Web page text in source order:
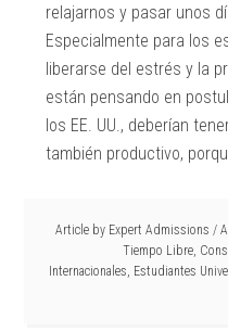
relajarnos y pasar unos
Especialmente para los
liberarse del estrés y la
están pensando en
los EE. UU., deberían
también productivo,
Article by Expert Admissions /
Tiempo Libre,
Internacionales, Estudiantes